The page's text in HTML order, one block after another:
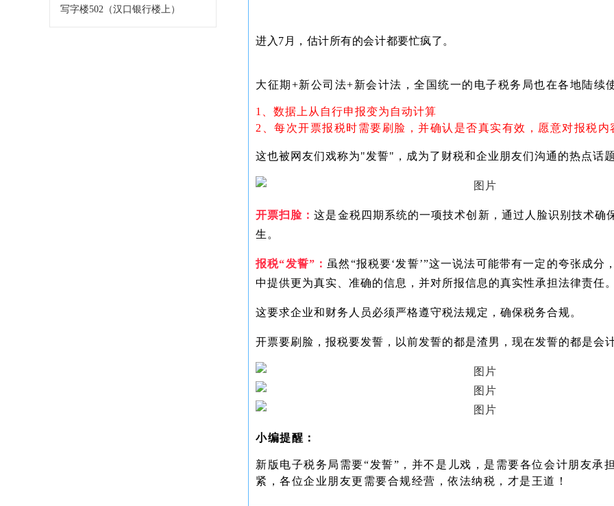
写字楼502（汉口银行楼上）
进入7月，估计所有的会计都要忙疯了。
大征期+新公司法+新会计法，全国统一的电子税务局也在各地陆续
1、数据上从自行申报变为自动计算
2、每次开票报税时需要刷脸，并确认是否真实有效，愿意对报税内
这也被网友们戏称为"发誓"，成为了财税和企业朋友们沟通的热点话
开票扫脸：这是金税四期系统的一项技术创新，通过人脸识别技术
生。
报税“发誓”： 虽然“报税要‘发誓’”这一说法可能带有一定的夸张成
中提供更为真实、准确的信息，并对所报信息的真实性承担法律责任。
这要求企业和财务人员必须严格遵守税法规定，确保税务合规。
开票要刷脸，报税要发誓，以前发誓的都是渣男，现在发誓的都是会
小编提醒：
新版电子税务局需要“发誓”，并不是儿戏，是需要各位会计朋友承
紧，各位企业朋友更需要合规经营，依法纳税，才是王道！